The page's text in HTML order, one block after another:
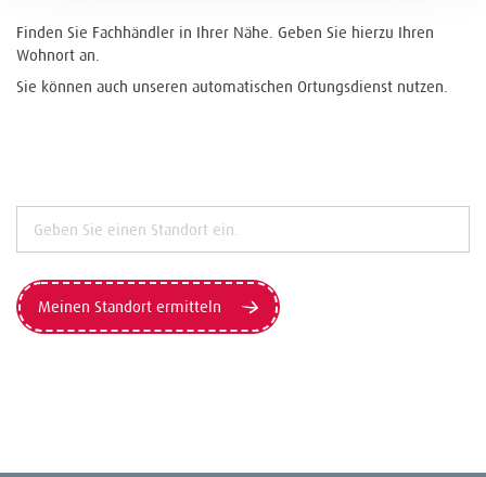
Finden Sie Fachhändler in Ihrer Nähe. Geben Sie hierzu Ihren
Wohnort an.
Sie können auch unseren automatischen Ortungsdienst nutzen.
Meinen Standort ermitteln